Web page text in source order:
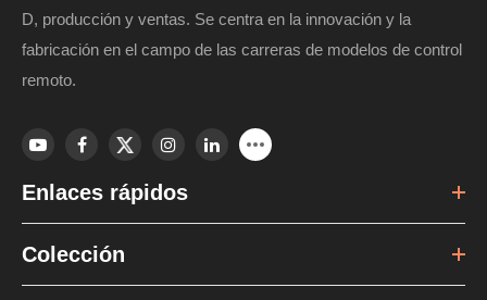
D, producción y ventas. Se centra en la innovación y la
fabricación en el campo de las carreras de modelos de control
remoto.
Enlaces rápidos
Colección